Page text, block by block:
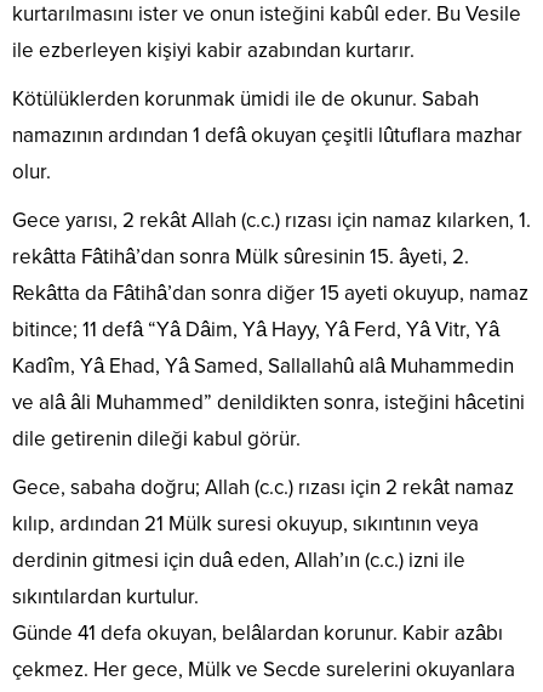
kurtarılmasını ister ve onun isteğini kabûl eder. Bu Vesile
ile ezberleyen kişiyi kabir azabından kurtarır.
Kötülüklerden korunmak ümidi ile de okunur. Sabah
namazının ardından 1 defâ okuyan çeşitli lûtuflara mazhar
olur.
Gece yarısı, 2 rekât Allah (c.c.) rızası için namaz kılarken, 1.
rekâtta Fâtihâ’dan sonra Mülk sûresinin 15. âyeti, 2.
Rekâtta da Fâtihâ’dan sonra diğer 15 ayeti okuyup, namaz
bitince; 11 defâ “Yâ Dâim, Yâ Hayy, Yâ Ferd, Yâ Vitr, Yâ
Kadîm, Yâ Ehad, Yâ Samed, Sallallahû alâ Muhammedin
ve alâ âli Muhammed” denildikten sonra, isteğini hâcetini
dile getirenin dileği kabul görür.
Gece, sabaha doğru; Allah (c.c.) rızası için 2 rekât namaz
kılıp, ardından 21 Mülk suresi okuyup, sıkıntının veya
derdinin gitmesi için duâ eden, Allah’ın (c.c.) izni ile
sıkıntılardan kurtulur.
Günde 41 defa okuyan, belâlardan korunur. Kabir azâbı
çekmez. Her gece, Mülk ve Secde surelerini okuyanlara